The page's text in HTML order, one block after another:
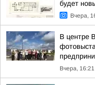
будет
Вчера,
В центре
Вчера, 16:21